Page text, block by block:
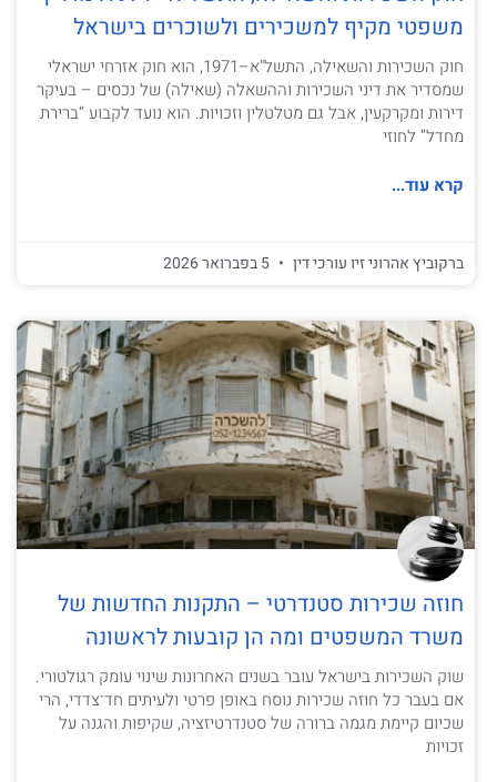
משפטי מקיף למשכירים ולשוכרים בישראל
חוק השכירות והשאילה, התשל"א–1971, הוא חוק אזרחי ישראלי
שמסדיר את דיני השכירות וההשאלה (שאילה) של נכסים – בעיקר
דירות ומקרקעין, אבל גם מטלטלין וזכויות. הוא נועד לקבוע “ברירת
מחדל” לחוזי
קרא עוד...
ברקוביץ אהרוני זיו עורכי דין
חוזה שכירות סטנדרטי – התקנות החדשות של
משרד המשפטים ומה הן קובעות לראשונה
שוק השכירות בישראל עובר בשנים האחרונות שינוי עומק רגולטורי.
אם בעבר כל חוזה שכירות נוסח באופן פרטי ולעיתים חד־צדדי, הרי
שכיום קיימת מגמה ברורה של סטנדרטיזציה, שקיפות והגנה על
זכויות